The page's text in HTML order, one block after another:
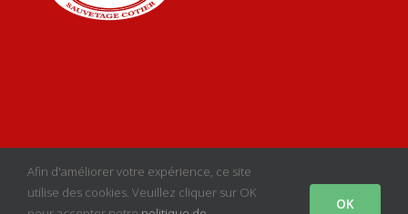
Mentions Légales
Afin d'améliorer votre expérience, ce site
utilise des cookies. Veuillez cliquer sur OK
OK